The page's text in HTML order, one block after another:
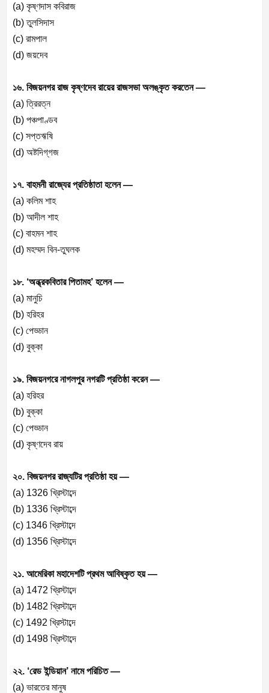
(a) কৃষ্ণদাস কবিরাজ
(b) তুলসিদাস
(c) রামপাল
(d) জয়দেব
১৬. বিজয়নগর রাজ কৃষ্ণদেব রায়ের রাজসভা অলঙ্কৃত করতেন —
(a) ত্রিরত্ন
(b) পঞ্চপাণ্ডব
(c) সপ্তঋষি
(d) অষ্টদিগ্‌গজ
১৭. বাহমনী রাজ্যের প্রতিষ্ঠাতা হলেন —
(a) কলিম শাহ
(b) আদীল শাহ
(c) বাহমন শাহ
(d) মহম্মদ বিন-তুঘলক
১৮. ‘অন্ধ্রকবিতার পিতামহ’ হলেন —
(a) মানুচি
(b) হরিহর
(c) পেড্ডান
(d) বুক্কা
১৯. বিজয়নগরে নাগলপুর নগরটি প্রতিষ্ঠা করেন —
(a) হরিহর
(b) বুক্কা
(c) পেড্ডান
(d) কৃষ্ণদেব রায়
২০. বিজয়নগর রাজ্যটির প্রতিষ্ঠা হয় —
(a) 1326 খ্রিস্টাব্দে
(b) 1336 খ্রিস্টাব্দে
(c) 1346 খ্রিস্টাব্দে
(d) 1356 খ্রিস্টাব্দে
২১. আমেরিকা মহাদেশটি প্রথম আবিষ্কৃত হয় —
(a) 1472 খ্রিস্টাব্দে
(b) 1482 খ্রিস্টাব্দে
(c) 1492 খ্রিস্টাব্দে
(d) 1498 খ্রিস্টাব্দে
২২. ‘রেড ইন্ডিয়ান’ নামে পরিচিত —
(a) ভারতের মানুষ